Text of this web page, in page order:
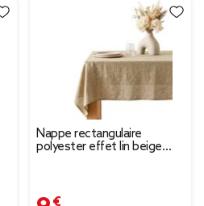
Nappe rectangulaire
polyester effet lin beige
9,99 €